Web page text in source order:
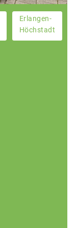
Erlangen-
Höchstadt